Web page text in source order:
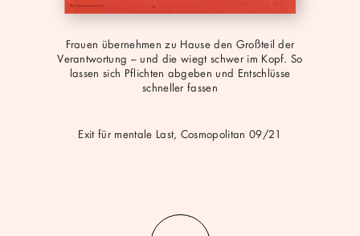
Frauen übernehmen zu Hause den Großteil der
Verantwortung – und die wiegt schwer im Kopf. So
lassen sich Pflichten abgeben und Entschlüsse
schneller fassen
Exit für mentale Last, Cosmopolitan 09/21